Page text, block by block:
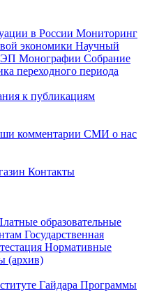
в России Мониторинг
экономики Научный
Монографии Собрание
переходного периода
к публикациям
комментарии СМИ о нас
Контакты
образовательные
Государственная
Нормативные
(архив)
Гайдара Программы